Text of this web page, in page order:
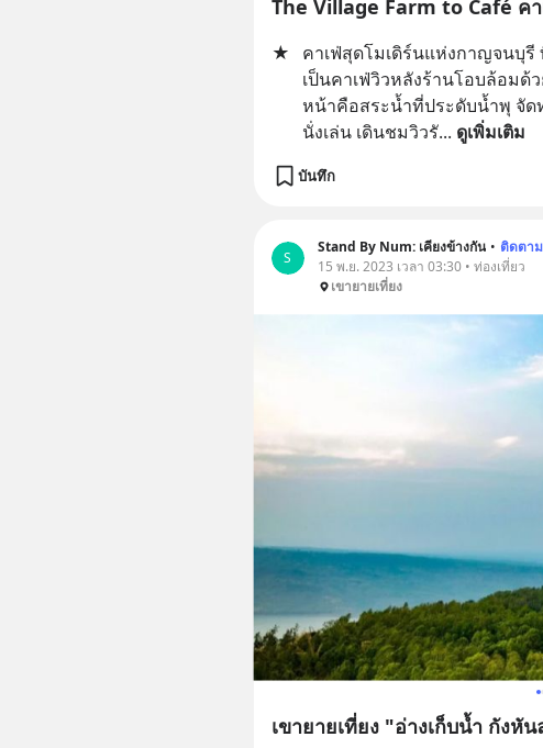
The
★
คาเฟ่สุดโมเดิร์นแห่งกาญจนบุ
เป็นคาเฟ่วิวหลังร้านโอบล้อมด้
หน้าคือสระน้ำที่ประดับน้ำพุ จัด
นั่งเล่น เดินชมวิวรั... ดูเพิ่มเติม
บันทึก
S
Stand By Num: เคียงข้างกัน • ติดตาม
15 พ.ย. 2023 เวลา 03:30 • ท่องเที่ยว
เขายายเที่ยง
เขายายเที่ยง "อ่างเก็บน้ำ กังหั